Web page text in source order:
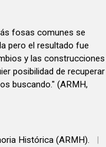
fosas comunes se
pero el resultado fue
y las construcciones
posibilidad de recuperar
buscando." (ARMH,
Histórica (ARMH).